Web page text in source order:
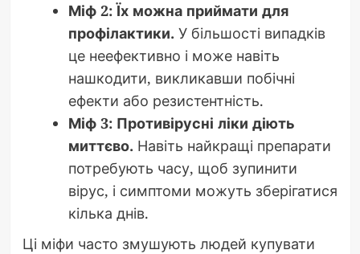
Міф 2: Їх можна приймати для
профілактики. У більшості випадків
це неефективно і може навіть
нашкодити, викликавши побічні
ефекти або резистентність.
Міф 3: Противірусні ліки діють
миттєво. Навіть найкращі препарати
потребують часу, щоб зупинити
вірус, і симптоми можуть зберігатися
кілька днів.
Ці міфи часто змушують людей купувати